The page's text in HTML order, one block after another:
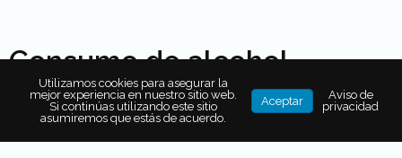
Consumo de alcohol
Primero debes saber queen Qatar existe una política
Utilizamos cookies para asegurar la
mejor experiencia en nuestro sitio web.
Si continúas utilizando este sitio
asumiremos que estás de acuerdo.
Aceptar
Aviso de
privacidad